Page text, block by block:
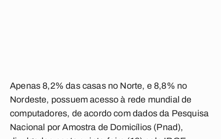
Apenas 8,2% das casas no Norte, e 8,8% no
Nordeste, possuem acesso à rede mundial de
computadores, de acordo com dados da Pesquisa
Nacional por Amostra de Domicílios (Pnad),